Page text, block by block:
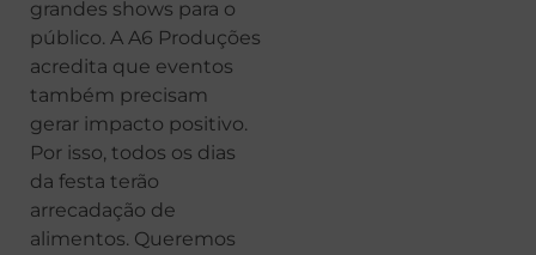
grandes shows para o
público. A A6 Produções
acredita que eventos
também precisam
gerar impacto positivo.
Por isso, todos os dias
da festa terão
arrecadação de
alimentos. Queremos